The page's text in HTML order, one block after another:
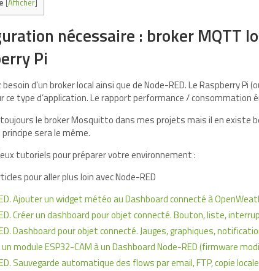
[Afficher]
nécessaire : broker MQTT
Pi
d’un broker local ainsi que de Node-RED. Le Raspberry
ce type d’application. Le rapport performance /
le broker Mosquitto dans mes projets mais il en existe
sera le même.
tutoriels pour préparer votre environnement :
pour aller plus loin avec Node-RED
Ajouter un widget météo au Dashboard connecté à
Créer un dashboard pour objet connecté. Bouton, liste,
Dashboard pour objet connecté. Jauges, graphiques,
module ESP32-CAM à un Dashboard Node-RED (firmware
Sauvegarde automatique des flows par email, FTP, copie locale